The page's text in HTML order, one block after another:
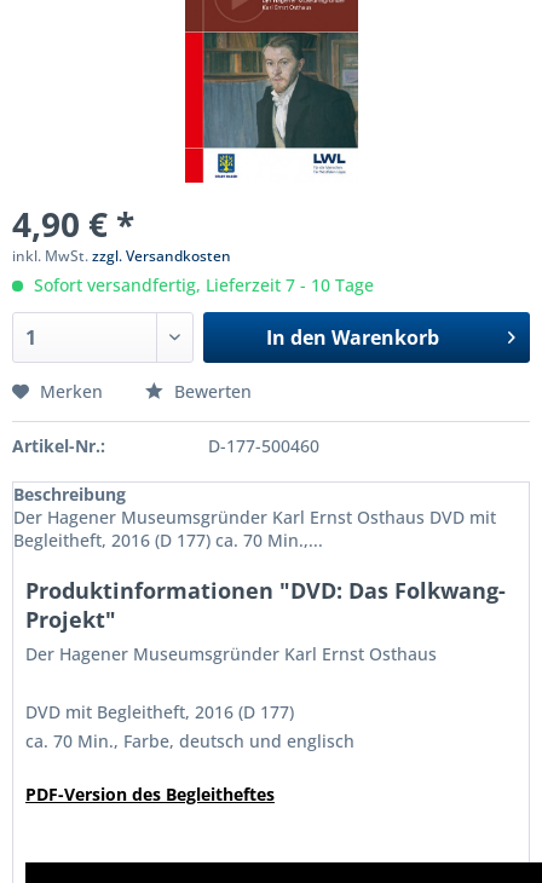
4,90 € *
inkl. MwSt.zzgl. Versandkosten
Sofort versandfertig, Lieferzeit 7 - 10 Tage
In den Warenkorb
Merken Bewerten
Artikel-Nr.: D-177-500460
Beschreibung
Der Hagener Museumsgründer Karl Ernst Osthaus DVD mit
Begleitheft, 2016 (D 177) ca. 70 Min.,...
Produktinformationen "DVD: Das Folkwang-
Projekt"
Der Hagener Museumsgründer Karl Ernst Osthaus
DVD mit Begleitheft, 2016 (D 177)
ca. 70 Min., Farbe, deutsch und englisch
PDF-Version des Begleitheftes